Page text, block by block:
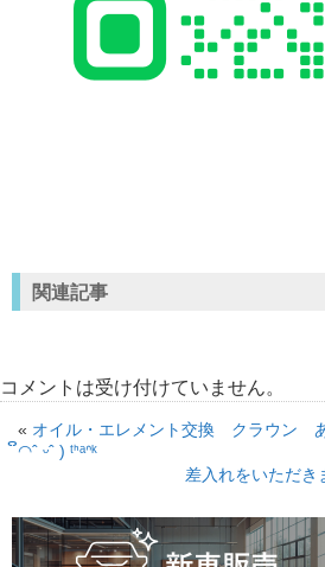
関連記事
コメントは受け付けていません。
« オイル・エレメント交換 クラウン
ິ◠ˆ ᵕˆ ) ᵗᑋᵃᐢᵏ
差入れをいただき